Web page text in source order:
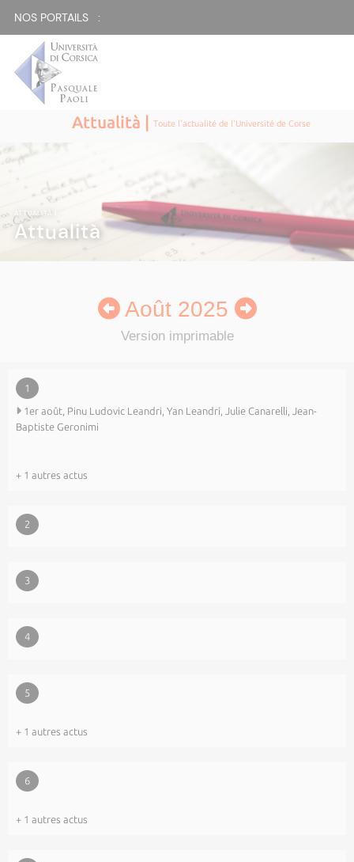
NOS PORTAILS :
Attualità |Toute l'actualité de l'Université de Corse
ATTUALITÀ
Attualità
Août 2025
Version imprimable
1
1er août, Pinu Ludovic Leandri, Yan Leandri, Julie Canarelli, Jean-
Baptiste Geronimi
+ 1 autres actus
2
3
4
5
+ 1 autres actus
6
+ 1 autres actus